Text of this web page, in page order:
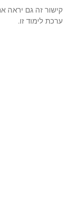
זה גם יראה את
לימוד זו.